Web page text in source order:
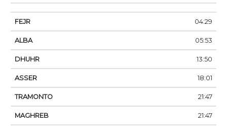
04:29
05:53
13:50
18:01
21:47
21:47